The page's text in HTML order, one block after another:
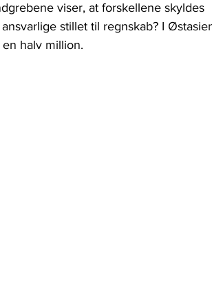
viser, at forskellene skyldes
stillet til regnskab? I
halv million.